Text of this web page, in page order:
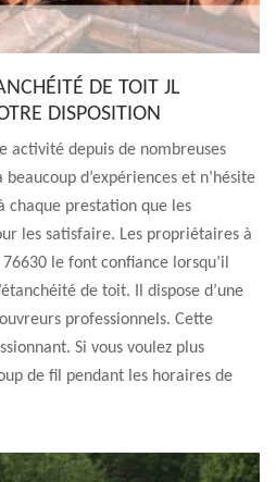
DE TOIT JL
DISPOSITION
activité depuis de nombreuses
d’expériences et n’hésite
prestation que les
les satisfaire. Les propriétaires à
le font confiance lorsqu’il
de toit. Il dispose d’une
professionnels. Cette
Si vous voulez plus
de fil pendant les horaires de